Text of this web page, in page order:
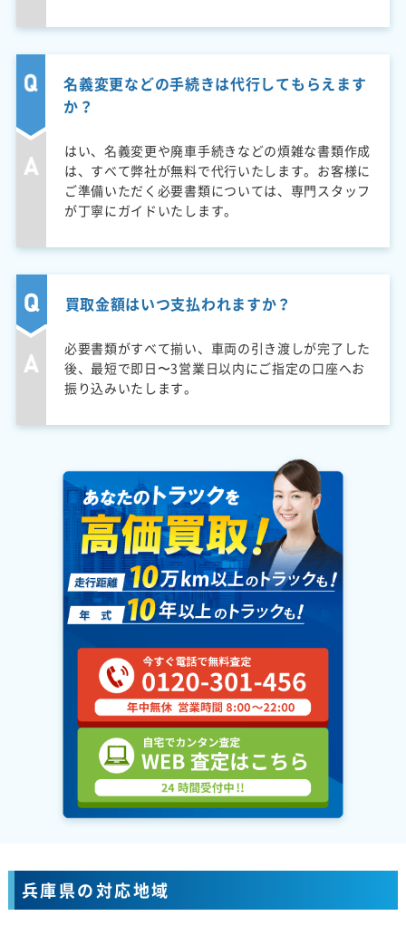
名義変更などの手続きは代行してもらえます
か？
はい、名義変更や廃車手続きなどの煩雑な書類作成
は、すべて弊社が無料で代行いたします。お客様に
ご準備いただく必要書類については、専門スタッフ
が丁寧にガイドいたします。
買取金額はいつ支払われますか？
必要書類がすべて揃い、車両の引き渡しが完了した
後、最短で即日〜3営業日以内にご指定の口座へお
振り込みいたします。
兵庫県の対応地域